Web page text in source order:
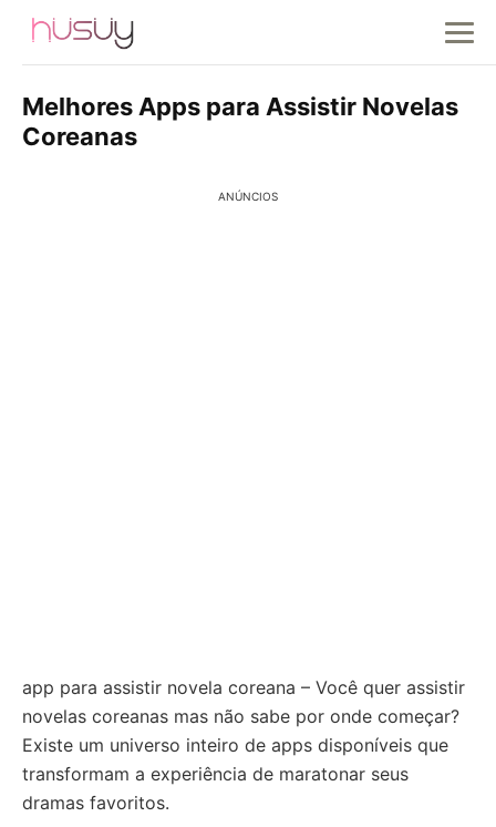
Melhores Apps para Assistir Novelas
Coreanas
ANÚNCIOS
app para assistir novela coreana – Você quer assistir
novelas coreanas mas não sabe por onde começar?
Existe um universo inteiro de apps disponíveis que
transformam a experiência de maratonar seus
dramas favoritos.